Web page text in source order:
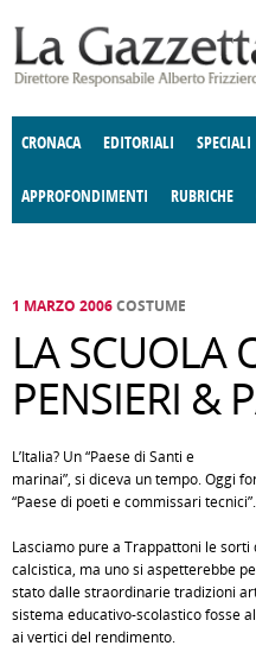
CRONACA EDITORIALI SPECIALI
APPROFONDIMENTI
E SPETTACOLI POLITICA
RUBRICHE
DELLE IDEE FATTI DELLO SPIRITO
1 MARZO 2006COSTUME
LA SCUOLA
PENSIERI &
L’Italia? Un “Paese di Santi e
marinai”, si diceva un tempo. Oggi
“Paese di poeti e commissari tecnici”.
Lasciamo pure a Trappattoni le sorti
calcistica, ma uno si aspetterebbe
stato dalle straordinarie tradizioni
sistema educativo-scolastico fosse
ai vertici del rendimento.